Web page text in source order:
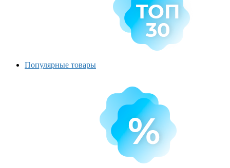
Популярные товары